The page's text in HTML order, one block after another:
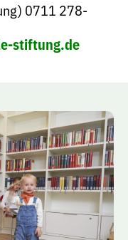
0711 278-
stiftung.de